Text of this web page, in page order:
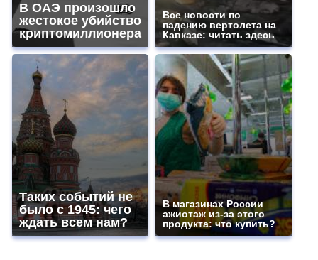
В ОАЭ произошло
жестокое убийство
криптомиллионера
Все новости по
падению вертолета на
Кавказе: читать здесь
Таких событий не
было с 1945: чего
ждать всем нам?
В магазинах России
ажиотаж из-за этого
продукта: что купить?